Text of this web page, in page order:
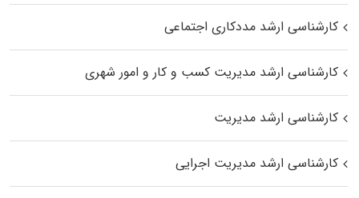
کارشناسی ارشد مددکاری اجتماعی
کارشناسی ارشد مدیریت کسب و کار و امور شهری
کارشناسی ارشد مدیریت
کارشناسی ارشد مدیریت اجرایی